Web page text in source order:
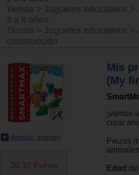
Tienda > Juguetes educativos >
3 a 6 años
Tienda > Juguetes educativos >
construcción
Ampliar imagen
26.32 Euros
Mis
(My
¡vamos
crear
Piezas
Edad